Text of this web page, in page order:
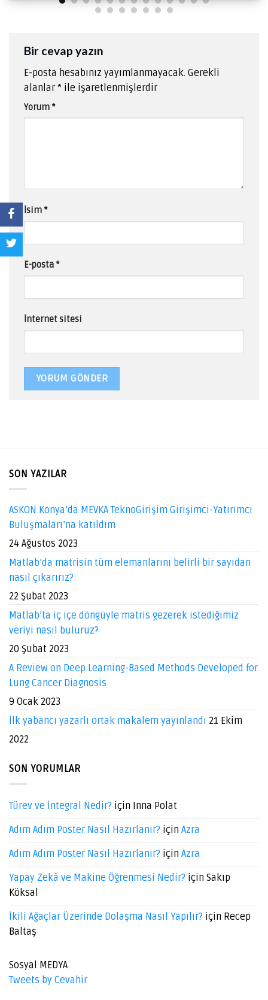
Bir cevap yazın
E-posta hesabınız yayımlanmayacak. Gerekli
alanlar * ile işaretlenmişlerdir
Yorum *
İsim *
E-posta *
İnternet sitesi
SON YAZILAR
ASKON Konya’da MEVKA TeknoGirişim Girişimci-Yatırımcı
Buluşmaları’na katıldım
24 Ağustos 2023
Matlab’da matrisin tüm elemanlarını belirli bir sayıdan
nasıl çıkarırız?
22 Şubat 2023
Matlab’ta iç içe döngüyle matris gezerek istediğimiz
veriyi nasıl buluruz?
20 Şubat 2023
A Review on Deep Learning-Based Methods Developed for
Lung Cancer Diagnosis
9 Ocak 2023
İlk yabancı yazarlı ortak makalem yayınlandı 21 Ekim
2022
SON YORUMLAR
Türev ve İntegral Nedir? için Inna Polat
Adım Adım Poster Nasıl Hazırlanır? için Azra
Adım Adım Poster Nasıl Hazırlanır? için Azra
Yapay Zekâ ve Makine Öğrenmesi Nedir? için Sakıp
Köksal
İkili Ağaçlar Üzerinde Dolaşma Nasıl Yapılır? için Recep
Baltaş
Sosyal MEDYA
Tweets by Cevahir